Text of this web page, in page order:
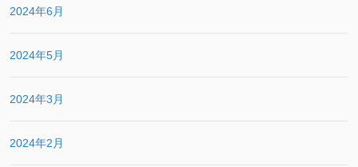
2024年6月
2024年5月
2024年3月
2024年2月